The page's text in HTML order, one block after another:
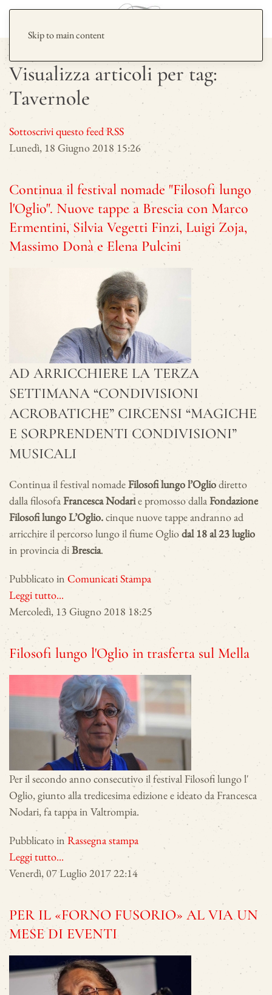
Skip to main content
Visualizza articoli per tag:
Tavernole
Sottoscrivi questo feed RSS
Lunedì, 18 Giugno 2018 15:26
Continua il festival nomade "Filosofi lungo
l'Oglio". Nuove tappe a Brescia con Marco
Ermentini, Silvia Vegetti Finzi, Luigi Zoja,
Massimo Donà e Elena Pulcini
AD ARRICCHIERE LA TERZA
SETTIMANA “CONDIVISIONI
ACROBATICHE” CIRCENSI “MAGICHE
E SORPRENDENTI CONDIVISIONI”
MUSICALI
Continua il festival nomadeFilosofi lungo l’Ogliodiretto
dalla filosofaFrancesca Nodarie promosso dallaFondazione
Filosofi lungo L’Oglio.cinque nuove tappe andranno ad
arricchire il percorso lungo il fiume Ogliodal 18 al 23 luglio
in provincia diBrescia.
Pubblicato in Comunicati Stampa
Leggi tutto...
Mercoledì, 13 Giugno 2018 18:25
Filosofi lungo l'Oglio in trasferta sul Mella
Per il secondo anno consecutivo il festival Filosofi lungo l'
Oglio, giunto alla tredicesima edizione e ideato da Francesca
Nodari, fa tappa in Valtrompia.
Pubblicato in Rassegna stampa
Leggi tutto...
Venerdì, 07 Luglio 2017 22:14
PER IL «FORNO FUSORIO» AL VIA UN
MESE DI EVENTI